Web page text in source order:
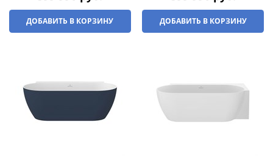
ДОБАВИТЬ В КОРЗИНУ ДОБАВИТЬ В КОРЗИНУ